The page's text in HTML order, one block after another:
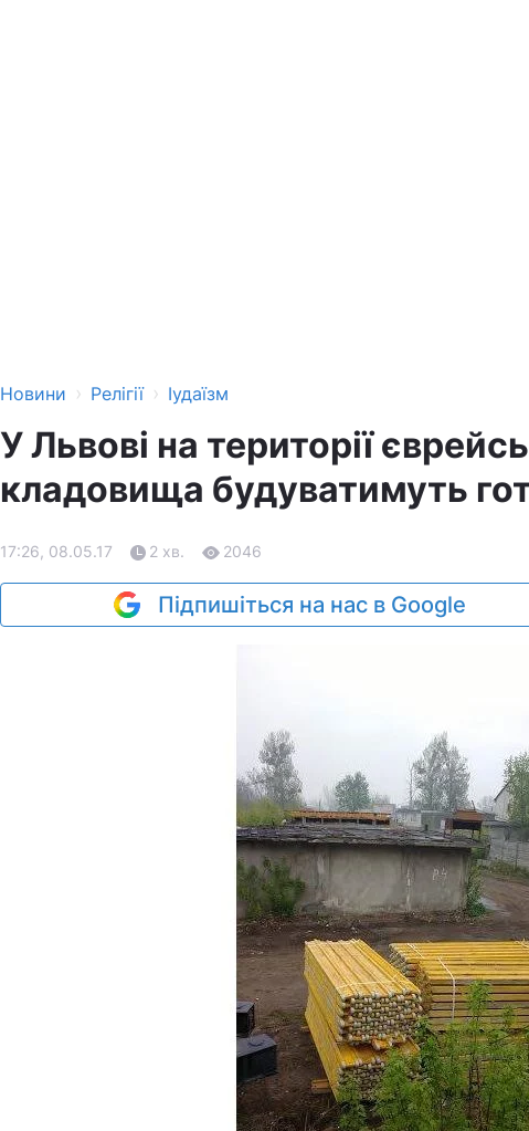
Новини › Релігії › Іудаїзм
У Львові на території
кладовища будуватимуть
17:26, 08.05.17 2 хв. 2046
Підпишіться на нас в Google